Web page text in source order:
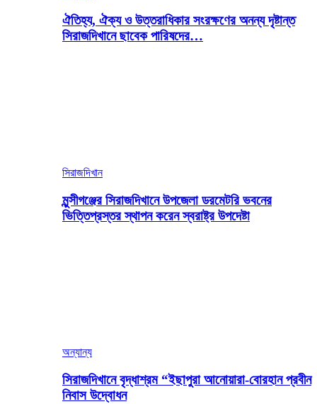
ঐতিহ্য, ঐক্য ও উত্তরাধিকার সংরক্ষণের অনন্য দৃষ্টান্ত
সিরাজদিখানে ছাবেক পারিষদের…
সিরাজদিখান
মুন্সীগঞ্জের সিরাজদিখানে উপজেলা ডরমেটরি ভবনের
ভিত্তিপ্রস্তর স্থাপন করেন স্বরাষ্ট্র উপদেষ্টা
অন্যান্য
সিরাজদিখানে বৃদ্ধাশ্রম “ইছাপুরা আনোয়ারা-বোরহান প্রবীন
নিবাস উদ্বোধন